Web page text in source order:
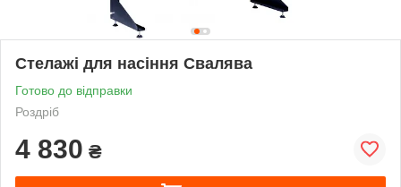
Стелажі для насіння Свалява
Готово до відправки
Роздріб
4 830 ₴